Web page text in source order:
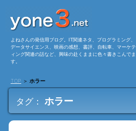
よねさんの発信用ブログ。IT関連ネタ、プログラミング、
データサイエンス、映画の感想、書評、自転車、マーケテ
ィング関連の話など、興味の赴くままに色々書きこんでま
す。
TOP ＞ ホラー
タグ： ホラー